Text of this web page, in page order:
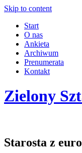
Skip to content
Start
O nas
Ankieta
Archiwum
Prenumerata
Kontakt
Zielony
Starosta z